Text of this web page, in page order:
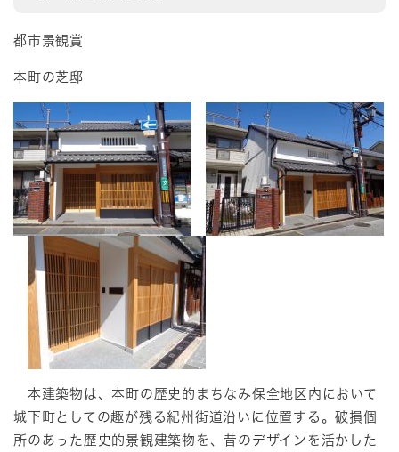
都市景観賞
本町の芝邸
本建築物は、本町の歴史的まちなみ保全地区内において
城下町としての趣が残る紀州街道沿いに位置する。破損個
所のあった歴史的景観建築物を、昔のデザインを活かした